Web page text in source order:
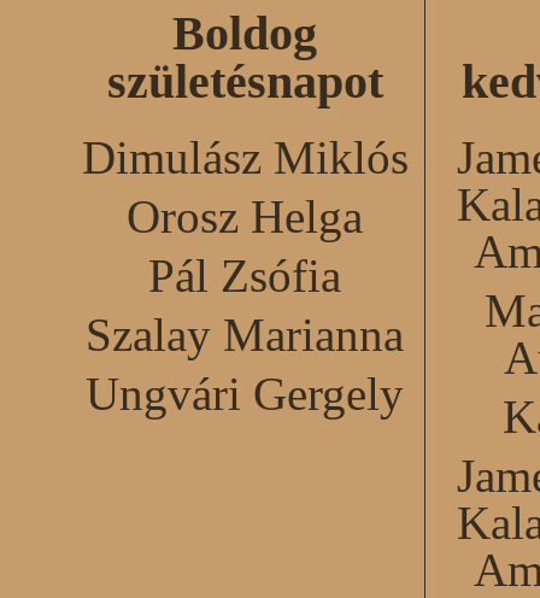
Boldog
születésnapot
Dimulász Miklós
Orosz Helga
Pál Zsófia
Szalay Marianna
Ungvári Gergely